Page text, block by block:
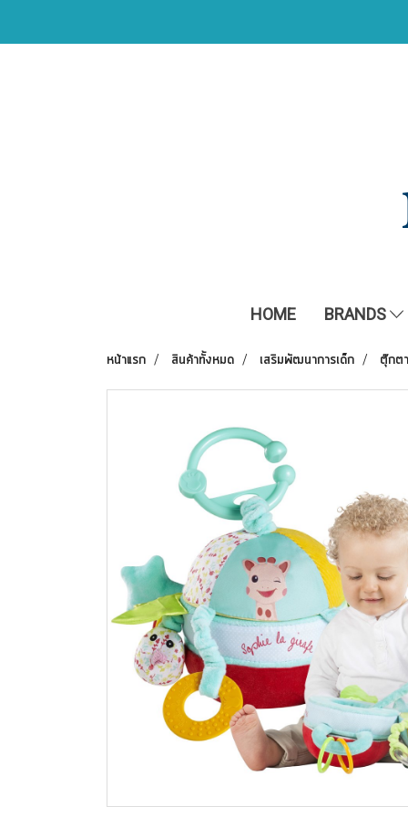
HOME BRANDS
หน้าแรก สินค้าทั้งหมด เสริมพัฒนาการเด็ก ตุ๊กต